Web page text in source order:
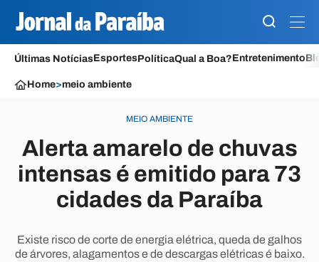
Últimas NotíciasEsportesPolíticaQual a Boa?Entretenimento
Home>meio ambiente
MEIO AMBIENTE
Alerta amarelo de chuvas
intensas é emitido para 73
cidades da Paraíba
Existe risco de corte de energia elétrica, queda de galhos
de árvores, alagamentos e de descargas elétricas é baixo.